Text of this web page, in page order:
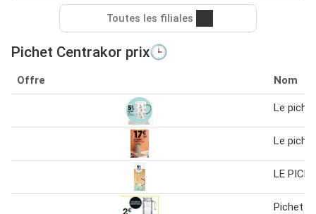
Toutes les filiales
Pichet Centrakor prix🕒
Offre Nom
Le
Le pichet
LE
Pichet